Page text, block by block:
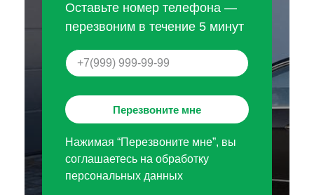
Оставьте номер телефона —
перезвоним в течение 5 минут
Перезвоните мне
Нажимая “Перезвоните мне”, вы
соглашаетесь на обработку
персональных данных